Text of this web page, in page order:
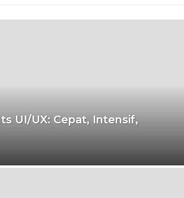
UI/UX: Cepat, Intensif,